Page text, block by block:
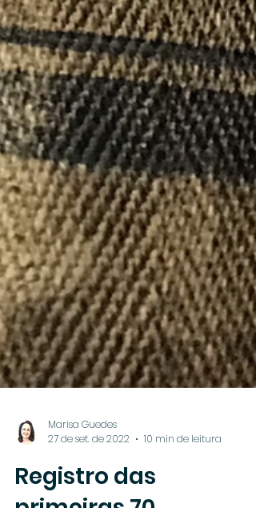
Marisa Guedes
27 de set. de 2022
10 min de leitura